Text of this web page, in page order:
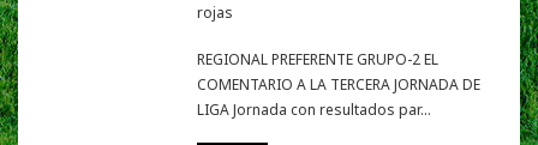
rojas
REGIONAL PREFERENTE GRUPO-2 EL
COMENTARIO A LA TERCERA JORNADA DE
LIGA Jornada con resultados par...